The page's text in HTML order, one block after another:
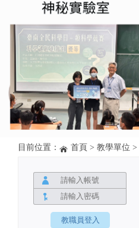
目前位置： 首頁 > 教學單位 >